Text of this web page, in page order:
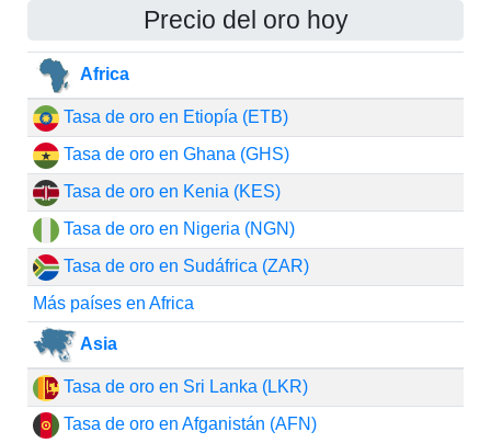
Precio del oro hoy
Africa
Tasa de oro en Etiopía (ETB)
Tasa de oro en Ghana (GHS)
Tasa de oro en Kenia (KES)
Tasa de oro en Nigeria (NGN)
Tasa de oro en Sudáfrica (ZAR)
Más países en Africa
Asia
Tasa de oro en Sri Lanka (LKR)
Tasa de oro en Afganistán (AFN)